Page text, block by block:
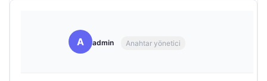
A admin Anahtar yönetici